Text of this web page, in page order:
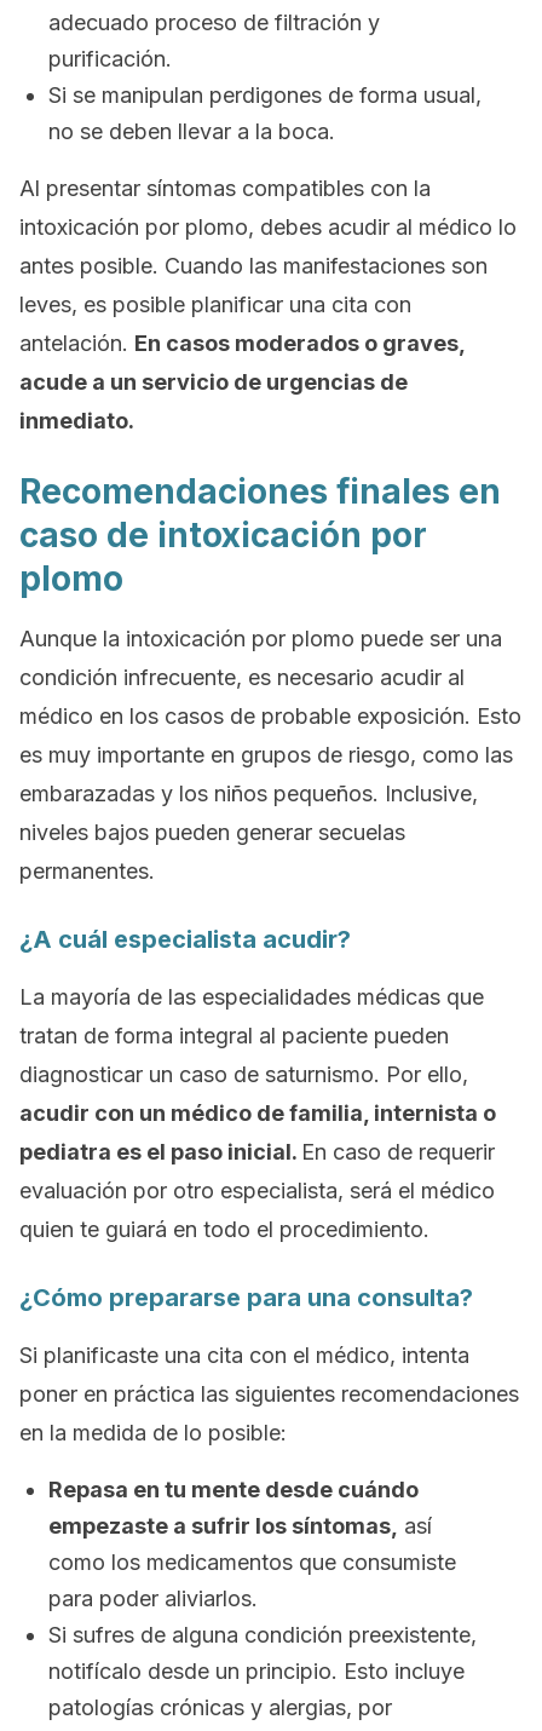
adecuado proceso de filtración y
purificación.
Si se manipulan perdigones de forma usual,
no se deben llevar a la boca.
Al presentar síntomas compatibles con la
intoxicación por plomo, debes acudir al médico lo
antes posible. Cuando las manifestaciones son
leves, es posible planificar una cita con
antelación. En casos moderados o graves,
acude a un servicio de urgencias de
inmediato.
Recomendaciones finales en
caso de intoxicación por
plomo
Aunque la intoxicación por plomo puede ser una
condición infrecuente, es necesario acudir al
médico en los casos de probable exposición. Esto
es muy importante en grupos de riesgo, como las
embarazadas y los niños pequeños. Inclusive,
niveles bajos pueden generar secuelas
permanentes.
¿A cuál especialista acudir?
La mayoría de las especialidades médicas que
tratan de forma integral al paciente pueden
diagnosticar un caso de saturnismo. Por ello,
acudir con un médico de familia, internista o
pediatra es el paso inicial. En caso de requerir
evaluación por otro especialista, será el médico
quien te guiará en todo el procedimiento.
¿Cómo prepararse para una consulta?
Si planificaste una cita con el médico, intenta
poner en práctica las siguientes recomendaciones
en la medida de lo posible:
Repasa en tu mente desde cuándo
empezaste a sufrir los síntomas, así
como los medicamentos que consumiste
para poder aliviarlos.
Si sufres de alguna condición preexistente,
notifícalo desde un principio. Esto incluye
patologías crónicas y alergias, por